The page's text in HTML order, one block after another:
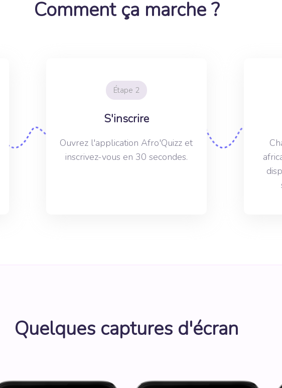
Comment ça marche ?
Étape 2
S'inscrire
Ouvrez l'application Afro'Quizz et
inscrivez-vous en 30 secondes.
Quelques captures d'écran